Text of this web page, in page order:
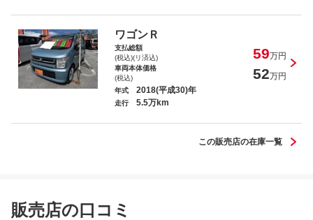
Ｎ－ＢＯＸ Ｇホンダセンシング
ワゴンＲ
支払総額
(税込)(リ済込)
59万円
車両本体価格
(税込)
52万円
年式 2018(平成30)年
走行 5.5万km
この販売店の在庫一覧
販売店の口コミ